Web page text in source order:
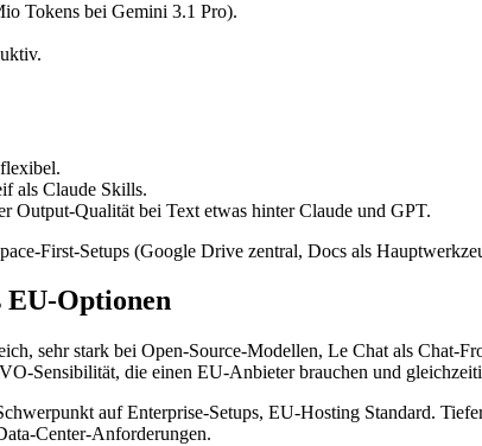
Tokens bei Gemini 3.1 Pro).
als Claude Skills.
Output-Qualität bei Text etwas hinter Claude und GPT.
First-Setups (Google Drive zentral, Docs als
Optionen
sehr stark bei Open-Source-Modellen, Le Chat als
Sensibilität, die einen EU-Anbieter brauchen und
auf Enterprise-Setups, EU-Hosting Standard.
Center-Anforderungen.